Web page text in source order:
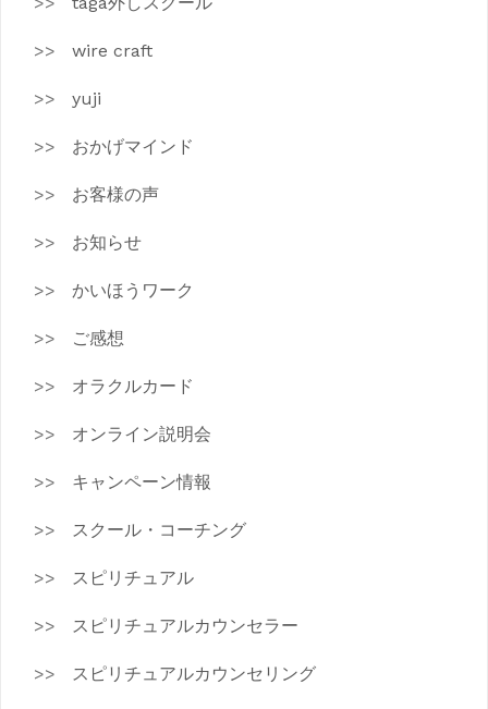
wire craft
yuji
おかげマインド
お客様の声
お知らせ
かいほうワーク
ご感想
オラクルカード
オンライン説明会
キャンペーン情報
スクール・コーチング
スピリチュアル
スピリチュアルカウンセラー
スピリチュアルカウンセリング